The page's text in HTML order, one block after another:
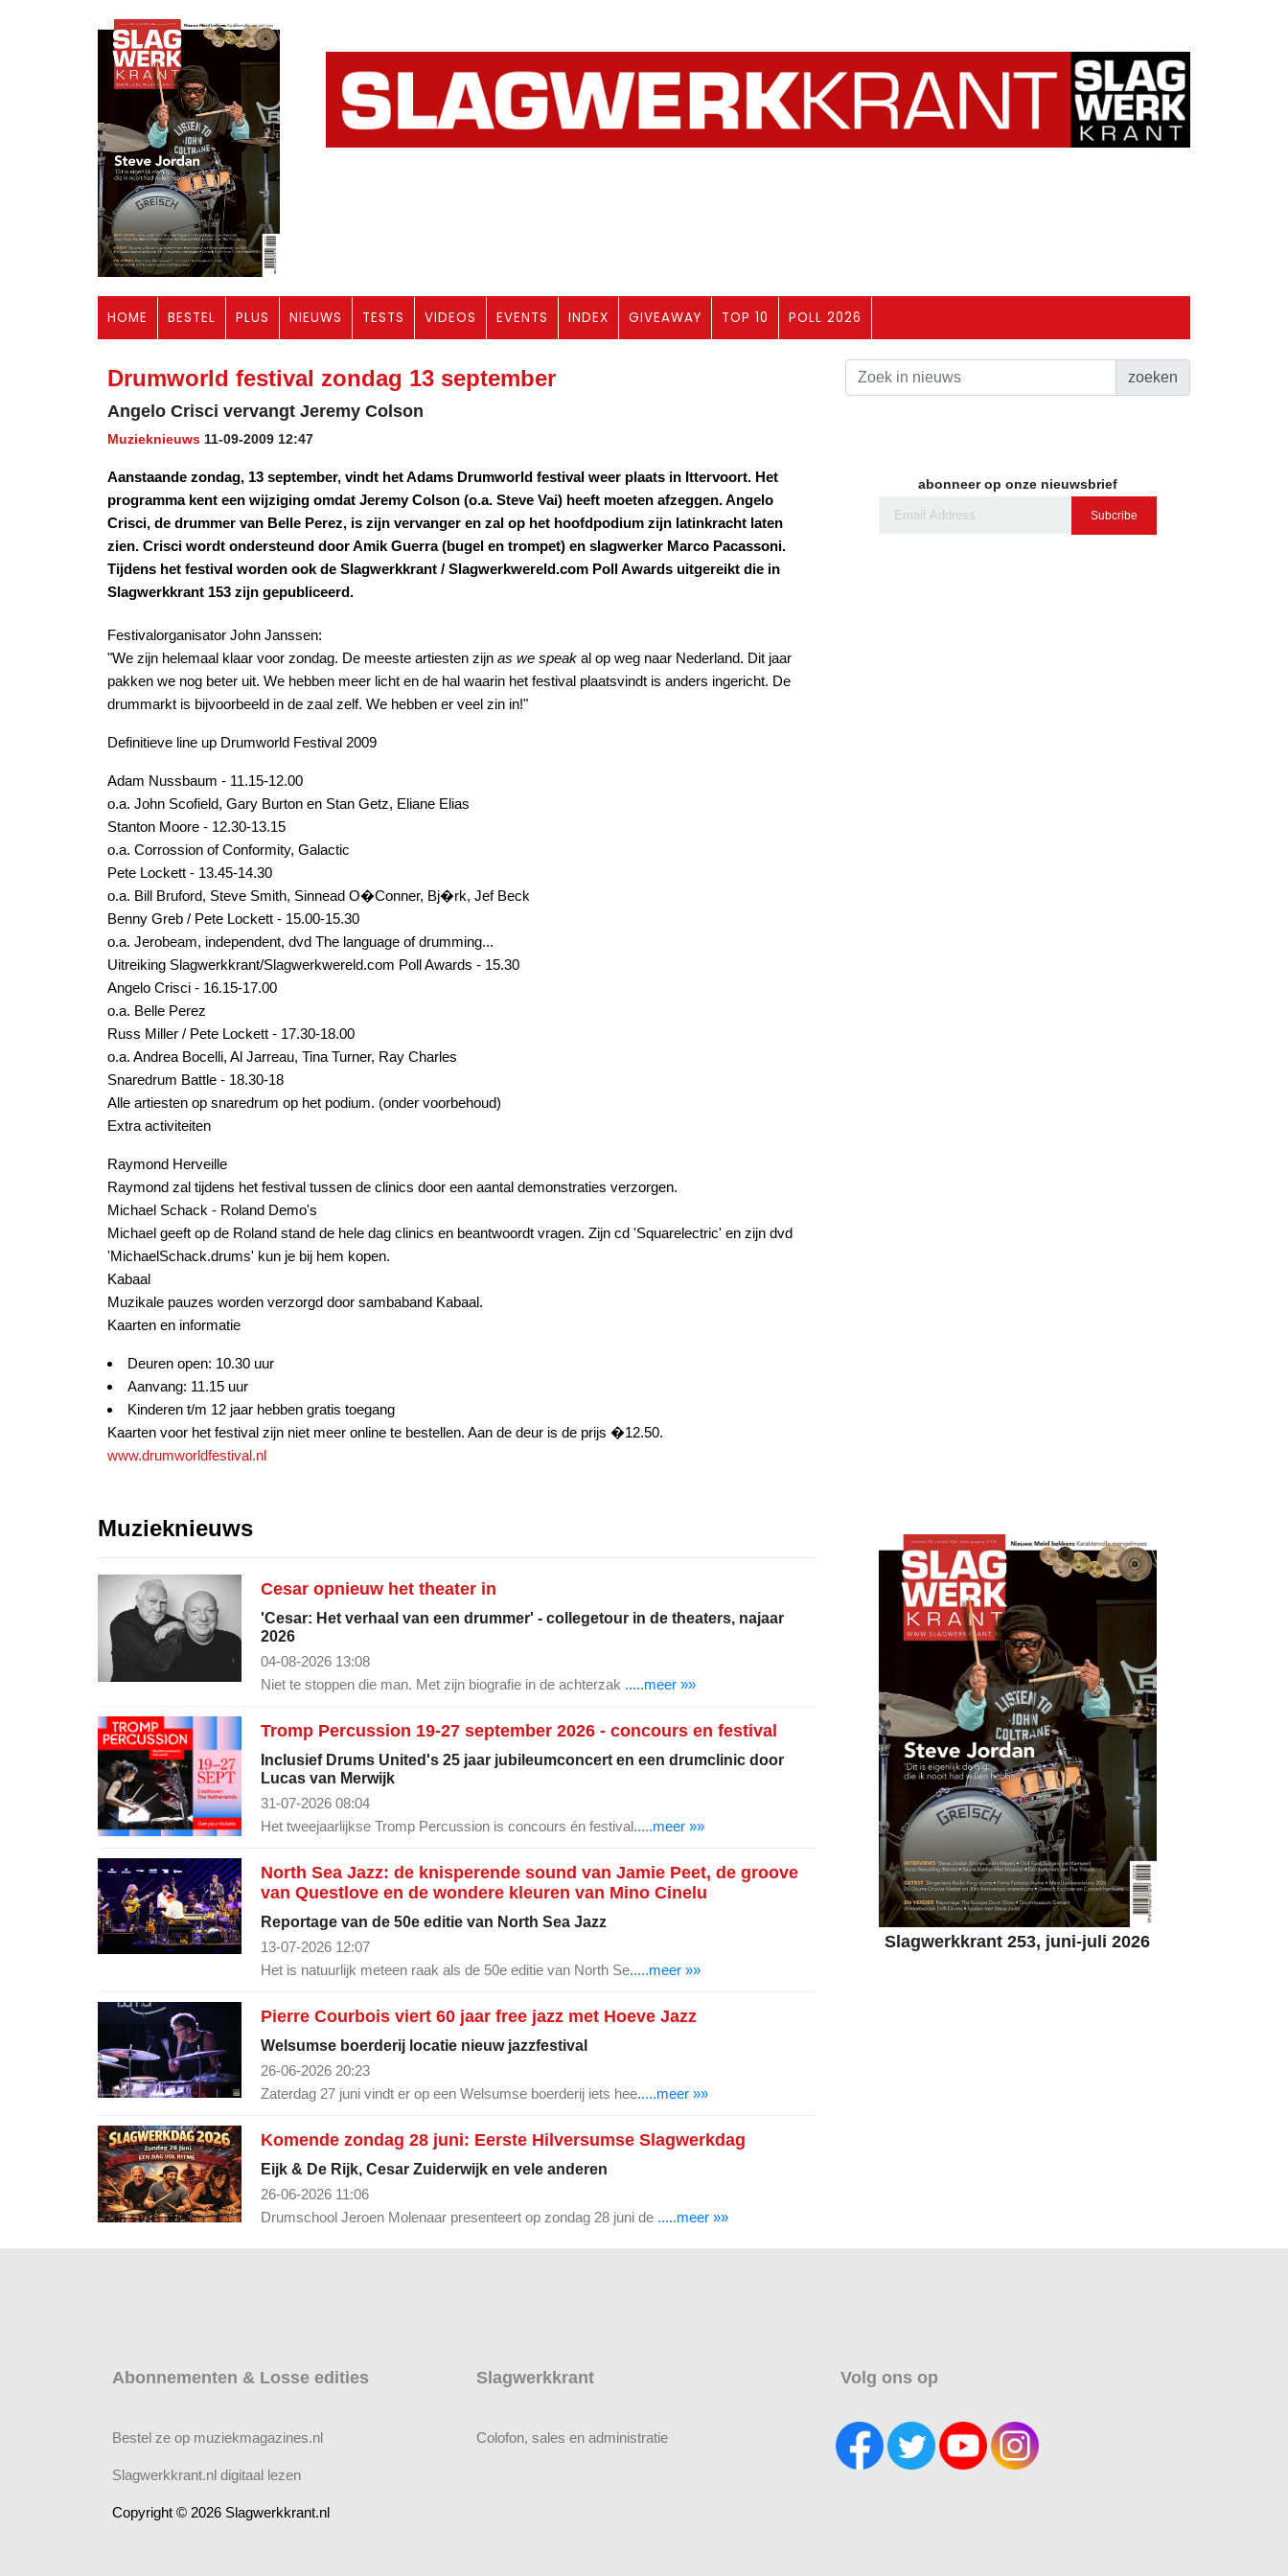
HOME BESTEL PLUS NIEUWS TESTS VIDEOS EVENTS INDEX GIVEAWAY TOP 10 POLL 2026
Drumworld festival zondag 13 september
Angelo Crisci vervangt Jeremy Colson
Muzieknieuws 11-09-2009 12:47
Aanstaande zondag, 13 september, vindt het Adams Drumworld festival weer plaats in Ittervoort. Het
programma kent een wijziging omdat Jeremy Colson (o.a. Steve Vai) heeft moeten afzeggen. Angelo
Crisci, de drummer van Belle Perez, is zijn vervanger en zal op het hoofdpodium zijn latinkracht laten
zien. Crisci wordt ondersteund door Amik Guerra (bugel en trompet) en slagwerker Marco Pacassoni.
Tijdens het festival worden ook de Slagwerkkrant / Slagwerkwereld.com Poll Awards uitgereikt die in
Slagwerkkrant 153 zijn gepubliceerd.
Festivalorganisator John Janssen:
"We zijn helemaal klaar voor zondag. De meeste artiesten zijn as we speak al op weg naar Nederland. Dit jaar
pakken we nog beter uit. We hebben meer licht en de hal waarin het festival plaatsvindt is anders ingericht. De
drummarkt is bijvoorbeeld in de zaal zelf. We hebben er veel zin in!"
Definitieve line up Drumworld Festival 2009
Adam Nussbaum - 11.15-12.00
o.a. John Scofield, Gary Burton en Stan Getz, Eliane Elias
Stanton Moore - 12.30-13.15
o.a. Corrossion of Conformity, Galactic
Pete Lockett - 13.45-14.30
o.a. Bill Bruford, Steve Smith, Sinnead O�Conner, Bj�rk, Jef Beck
Benny Greb / Pete Lockett - 15.00-15.30
o.a. Jerobeam, independent, dvd The language of drumming...
Uitreiking Slagwerkkrant/Slagwerkwereld.com Poll Awards - 15.30
Angelo Crisci - 16.15-17.00
o.a. Belle Perez
Russ Miller / Pete Lockett - 17.30-18.00
o.a. Andrea Bocelli, Al Jarreau, Tina Turner, Ray Charles
Snaredrum Battle - 18.30-18
Alle artiesten op snaredrum op het podium. (onder voorbehoud)
Extra activiteiten
Raymond Herveille
Raymond zal tijdens het festival tussen de clinics door een aantal demonstraties verzorgen.
Michael Schack - Roland Demo's
Michael geeft op de Roland stand de hele dag clinics en beantwoordt vragen. Zijn cd 'Squarelectric' en zijn dvd
'MichaelSchack.drums' kun je bij hem kopen.
Kabaal
Muzikale pauzes worden verzorgd door sambaband Kabaal.
Kaarten en informatie
Deuren open: 10.30 uur
Aanvang: 11.15 uur
Kinderen t/m 12 jaar hebben gratis toegang
Kaarten voor het festival zijn niet meer online te bestellen. Aan de deur is de prijs �12.50.
www.drumworldfestival.nl
zoeken
abonneer op onze nieuwsbrief
Subcribe
Muzieknieuws
Cesar opnieuw het theater in
'Cesar: Het verhaal van een drummer' - collegetour in de theaters, najaar
2026
04-08-2026 13:08
Niet te stoppen die man. Met zijn biografie in de achterzak .....meer »»
Tromp Percussion 19-27 september 2026 - concours en festival
Inclusief Drums United's 25 jaar jubileumconcert en een drumclinic door
Lucas van Merwijk
31-07-2026 08:04
Het tweejaarlijkse Tromp Percussion is concours én festival.....meer »»
North Sea Jazz: de knisperende sound van Jamie Peet, de groove
van Questlove en de wondere kleuren van Mino Cinelu
Reportage van de 50e editie van North Sea Jazz
13-07-2026 12:07
Het is natuurlijk meteen raak als de 50e editie van North Se.....meer »»
Pierre Courbois viert 60 jaar free jazz met Hoeve Jazz
Welsumse boerderij locatie nieuw jazzfestival
26-06-2026 20:23
Zaterdag 27 juni vindt er op een Welsumse boerderij iets hee.....meer »»
Komende zondag 28 juni: Eerste Hilversumse Slagwerkdag
Eijk & De Rijk, Cesar Zuiderwijk en vele anderen
26-06-2026 11:06
Drumschool Jeroen Molenaar presenteert op zondag 28 juni de .....meer »»
Slagwerkkrant 253, juni-juli 2026
Abonnementen & Losse edities
Bestel ze op muziekmagazines.nl
Slagwerkkrant.nl digitaal lezen
Slagwerkkrant
Colofon, sales en administratie
Volg ons op
Copyright © 2026 Slagwerkkrant.nl